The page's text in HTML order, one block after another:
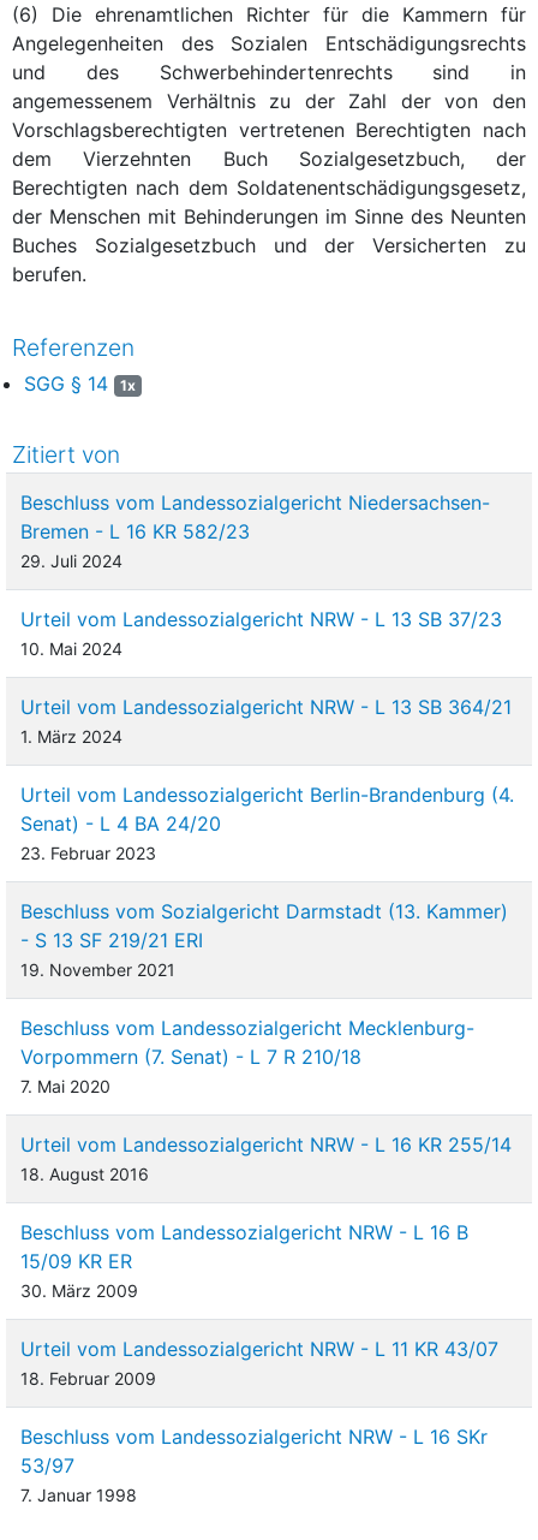
(6) Die ehrenamtlichen Richter für die Kammern für
Angelegenheiten des Sozialen Entschädigungsrechts
und des Schwerbehindertenrechts sind in
angemessenem Verhältnis zu der Zahl der von den
Vorschlagsberechtigten vertretenen Berechtigten nach
dem Vierzehnten Buch Sozialgesetzbuch, der
Berechtigten nach dem Soldatenentschädigungsgesetz,
der Menschen mit Behinderungen im Sinne des Neunten
Buches Sozialgesetzbuch und der Versicherten zu
berufen.
Referenzen
SGG § 14 1x
Zitiert von
Beschluss vom Landessozialgericht Niedersachsen-
Bremen - L 16 KR 582/23
29. Juli 2024
Urteil vom Landessozialgericht NRW - L 13 SB 37/23
10. Mai 2024
Urteil vom Landessozialgericht NRW - L 13 SB 364/21
1. März 2024
Urteil vom Landessozialgericht Berlin-Brandenburg (4.
Senat) - L 4 BA 24/20
23. Februar 2023
Beschluss vom Sozialgericht Darmstadt (13. Kammer)
- S 13 SF 219/21 ERI
19. November 2021
Beschluss vom Landessozialgericht Mecklenburg-
Vorpommern (7. Senat) - L 7 R 210/18
7. Mai 2020
Urteil vom Landessozialgericht NRW - L 16 KR 255/14
18. August 2016
Beschluss vom Landessozialgericht NRW - L 16 B
15/09 KR ER
30. März 2009
Urteil vom Landessozialgericht NRW - L 11 KR 43/07
18. Februar 2009
Beschluss vom Landessozialgericht NRW - L 16 SKr
53/97
7. Januar 1998